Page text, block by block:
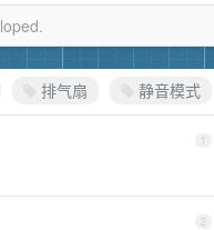
排气扇 静音模式
1
2